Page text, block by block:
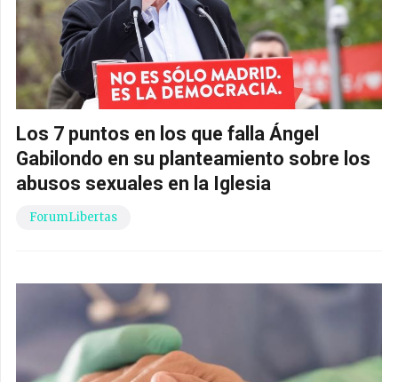
Los 7 puntos en los que falla Ángel
Gabilondo en su planteamiento sobre los
abusos sexuales en la Iglesia
ForumLibertas